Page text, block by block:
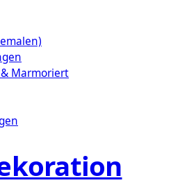
Marmoriert